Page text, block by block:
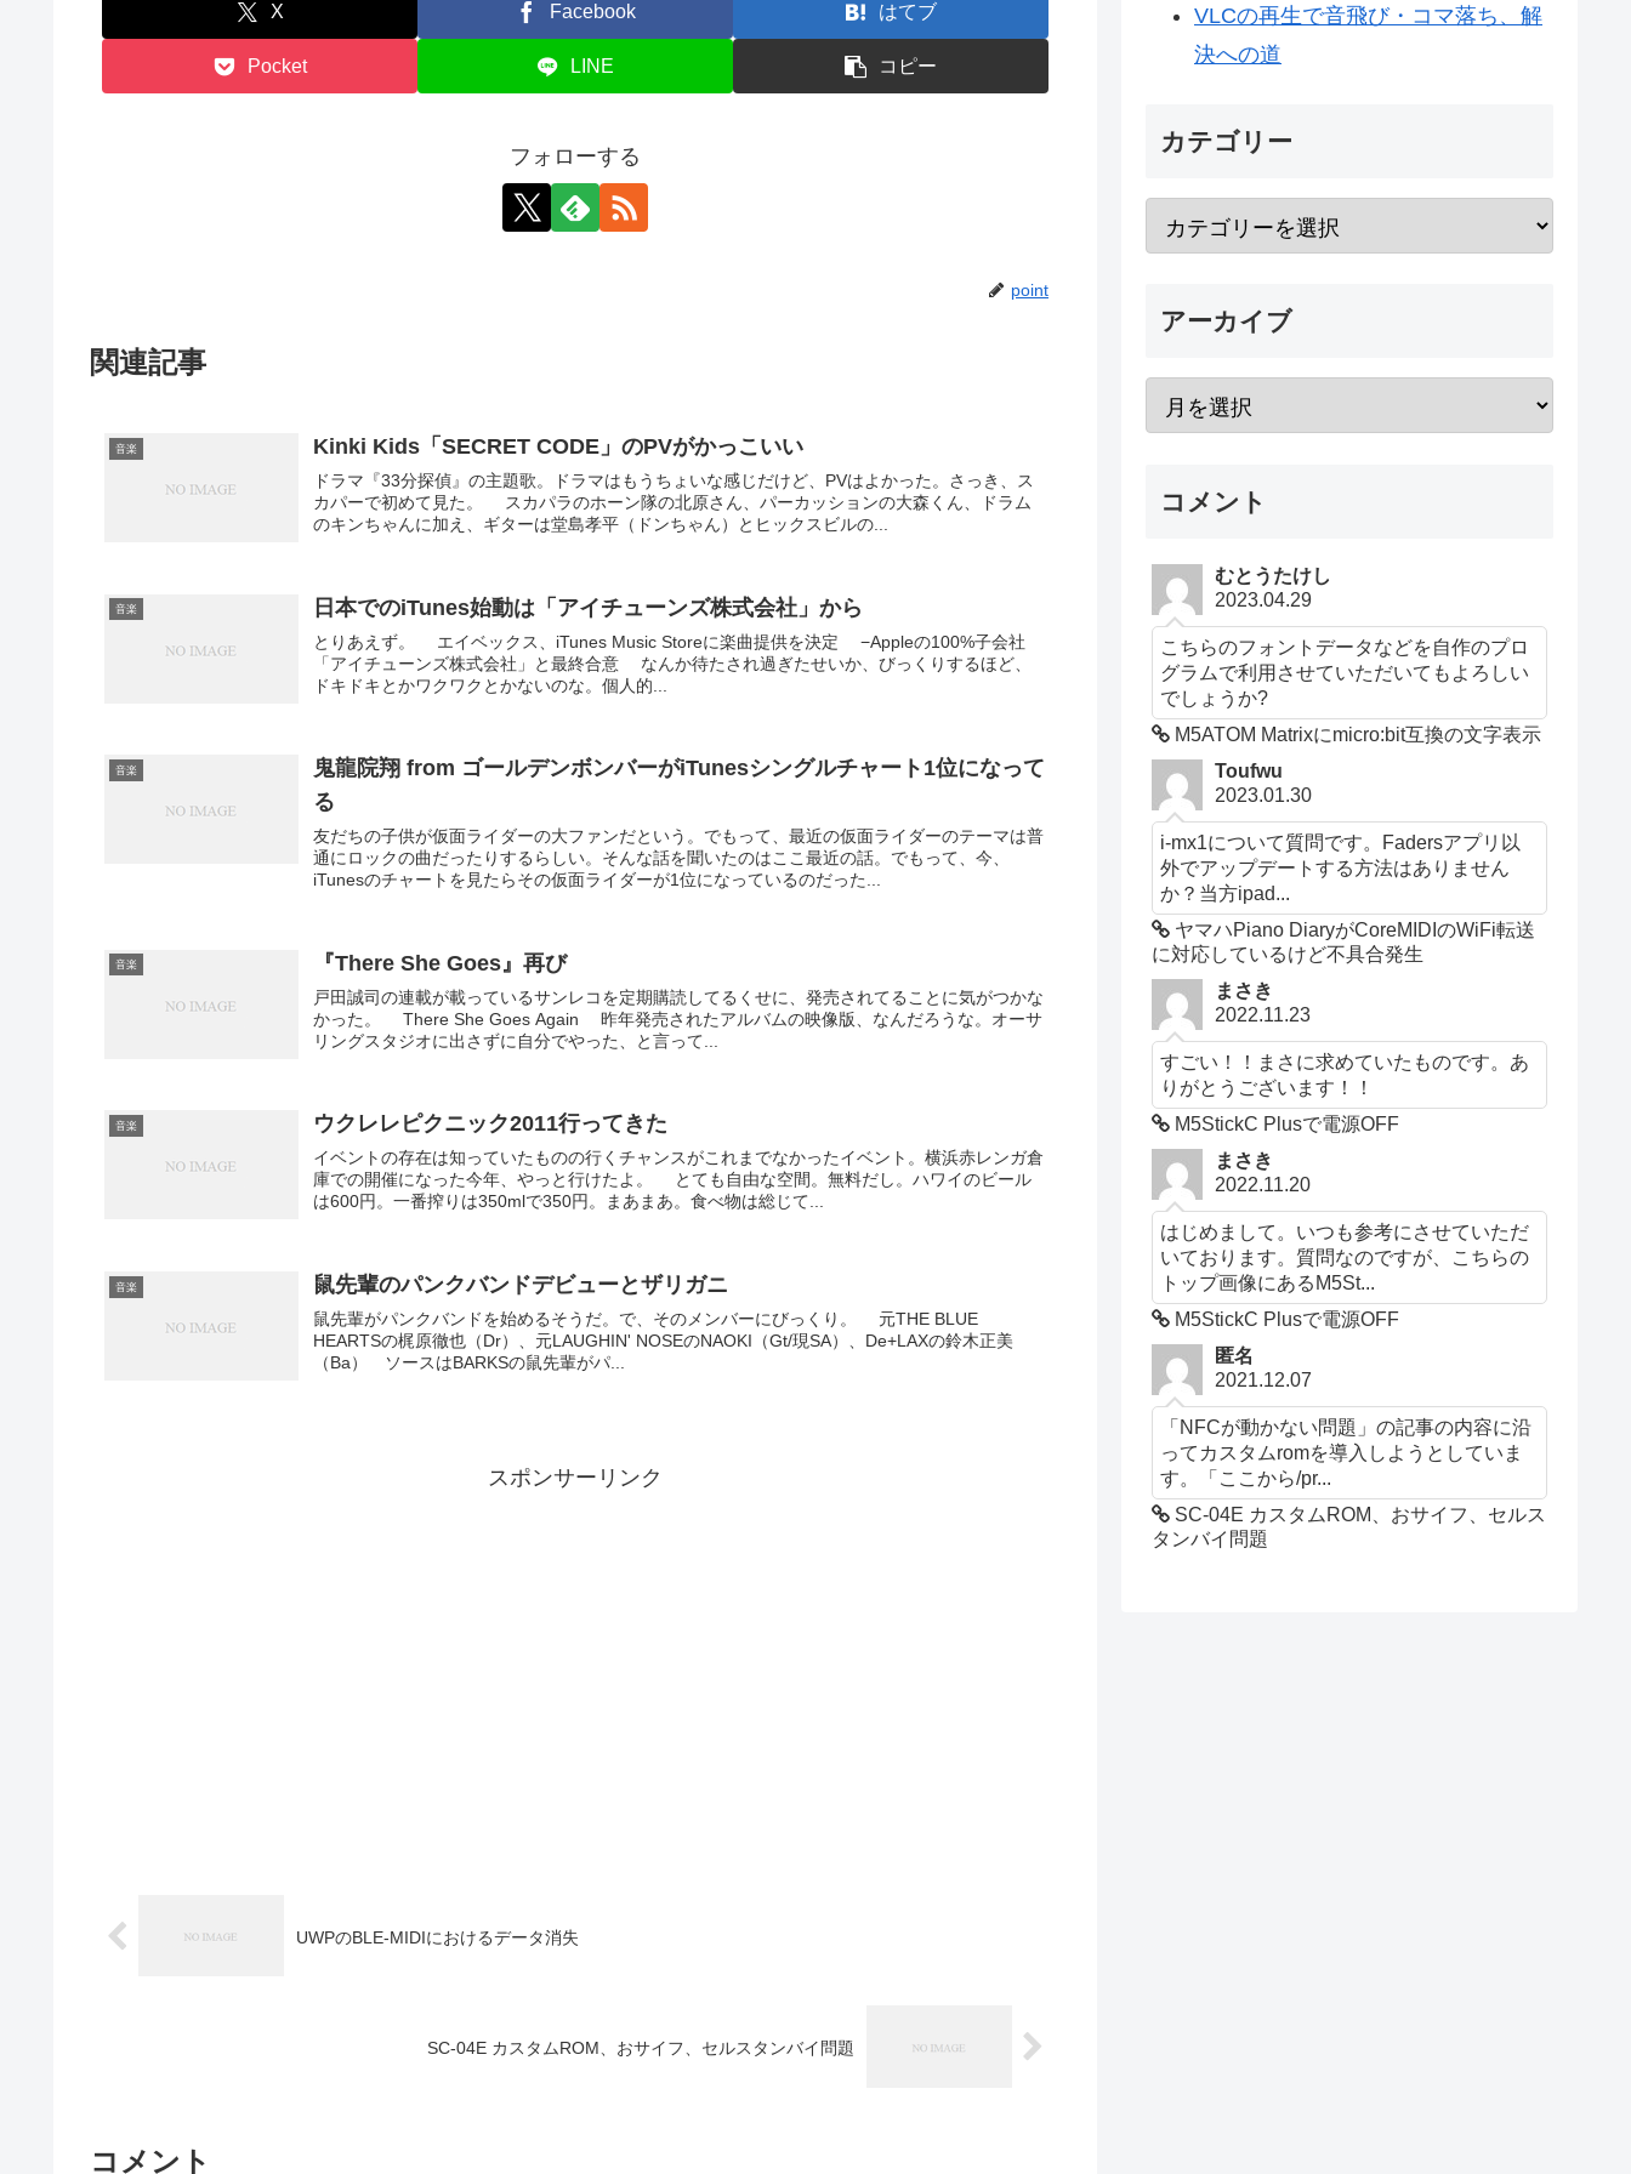
X Facebook はてブ
Pocket LINE コピー
フォローする
point
関連記事
音楽 Kinki Kids「SECRET CODE」のPVがかっこいい
ドラマ『33分探偵』の主題歌。ドラマはもうちょいな感じだけど、PVはよかった。さっき、ス
カパーで初めて見た。 スカパラのホーン隊の北原さん、パーカッションの大森くん、ドラム
のキンちゃんに加え、ギターは堂島孝平（ドンちゃん）とヒックスビルの...
音楽 日本でのiTunes始動は「アイチューンズ株式会社」から
とりあえず。 エイベックス、iTunes Music Storeに楽曲提供を決定 −Appleの100%子会社
「アイチューンズ株式会社」と最終合意 なんか待たされ過ぎたせいか、びっくりするほど、
ドキドキとかワクワクとかないのな。個人的...
音楽
鬼龍院翔 from ゴールデンボンバーがiTunesシングルチャート1位になって
る
友だちの子供が仮面ライダーの大ファンだという。でもって、最近の仮面ライダーのテーマは普
通にロックの曲だったりするらしい。そんな話を聞いたのはここ最近の話。でもって、今、
iTunesのチャートを見たらその仮面ライダーが1位になっているのだった...
音楽 『There She Goes』再び
戸田誠司の連載が載っているサンレコを定期購読してるくせに、発売されてることに気がつかな
かった。 There She Goes Again 昨年発売されたアルバムの映像版、なんだろうな。オーサ
リングスタジオに出さずに自分でやった、と言って...
音楽 ウクレレピクニック2011行ってきた
イベントの存在は知っていたものの行くチャンスがこれまでなかったイベント。横浜赤レンガ倉
庫での開催になった今年、やっと行けたよ。 とても自由な空間。無料だし。ハワイのビール
は600円。一番搾りは350mlで350円。まあまあ。食べ物は総じて...
音楽 鼠先輩のパンクバンドデビューとザリガニ
鼠先輩がパンクバンドを始めるそうだ。で、そのメンバーにびっくり。 元THE BLUE
HEARTSの梶原徹也（Dr）、元LAUGHIN' NOSEのNAOKI（Gt/現SA）、De+LAXの鈴木正美
（Ba） ソースはBARKSの鼠先輩がパ...
スポンサーリンク
UWPのBLE-MIDIにおけるデータ消失
SC-04E カスタムROM、おサイフ、セルスタンバイ問題
コメント
VLCの再生で音飛び・コマ落ち、解
決への道
カテゴリー
アーカイブ
コメント
むとうたけし
2023.04.29
こちらのフォントデータなどを自作のプロ
グラムで利用させていただいてもよろしい
でしょうか?
M5ATOM Matrixにmicro:bit互換の文字表示
Toufwu
2023.01.30
i-mx1について質問です。Fadersアプリ以
外でアップデートする方法はありません
か？当方ipad...
ヤマハPiano DiaryがCoreMIDIのWiFi転送
に対応しているけど不具合発生
まさき
2022.11.23
すごい！！まさに求めていたものです。あ
りがとうございます！！
M5StickC Plusで電源OFF
まさき
2022.11.20
はじめまして。いつも参考にさせていただ
いております。質問なのですが、こちらの
トップ画像にあるM5St...
M5StickC Plusで電源OFF
匿名
2021.12.07
「NFCが動かない問題」の記事の内容に沿
ってカスタムromを導入しようとしていま
す。「ここから/pr...
SC-04E カスタムROM、おサイフ、セルス
タンバイ問題